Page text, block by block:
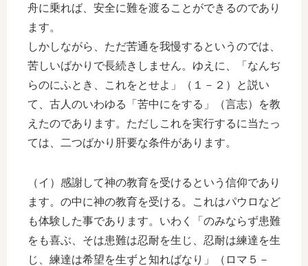
舟に乗れば、安全に難を渡ることができるのであり
ます。
しかしながら、ただ苦通を我慢するというのでは、
苦しいばかりで長続きしません。ゆえに、「なんぢ
らのにふとき、これをとせよ」（１－２）と説い
て、古人のいわゆる「苦中にをする」（言志）を教
えたのであります。ただしこれを実行するに当たっ
ては、二つばかり肝要な条件があります。
（イ）感謝して神の教育を受けるという信仰であり
ます。の中に神の教育を受ける。これはパウロなど
も体験した事であります。いわく「のみならず患難
をも喜ぶ、そは患難は忍耐を生じ、忍耐は練達を生
じ、練達は希望を生ずと知ればなり」（ロマ５－